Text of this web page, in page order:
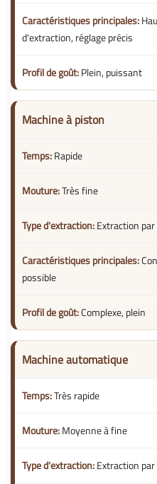
d'extraction, réglage précis
Plein, puissant
Machine à piston
Rapide
Très fine
Extraction
possible
Complexe, plein
Machine automatique
Très rapide
Moyenne à fine
Extraction